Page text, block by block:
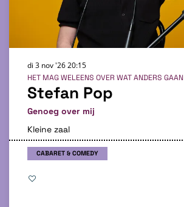
Stefan Pop
Genoeg over mij
HET MAG WELEENS OVER WAT ANDERS GAAN
di 3 nov '2620:15
Kleine zaal
CABARET & COMEDY